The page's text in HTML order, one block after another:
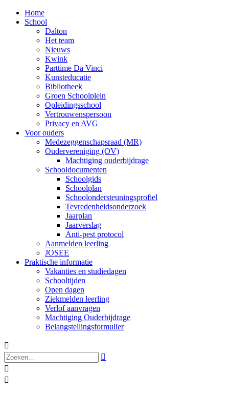
Home
School
Dalton
Het team
Nieuws
Kwink
Parttime Da Vinci
Kunsteducatie
Bibliotheek
Groen Schoolplein
Opleidingsschool
Vertrouwenspersoon
Privacy en AVG
Voor ouders
Medezeggenschapsraad (MR)
Oudervereniging (OV)
Machtiging ouderbijdrage
Schooldocumenten
Schoolgids
Schoolplan
Schoolondersteuningsprofiel
Tevredenheidsonderzoek
Jaarplan
Jaarverslag
Anti-pest protocol
Aanmelden leerling
JOSEE
Praktische informatie
Vakanties en studiedagen
Schooltijden
Open dagen
Ziekmelden leerling
Verlof aanvragen
Machtiging Ouderbijdrage
Belangstellingsformulier



